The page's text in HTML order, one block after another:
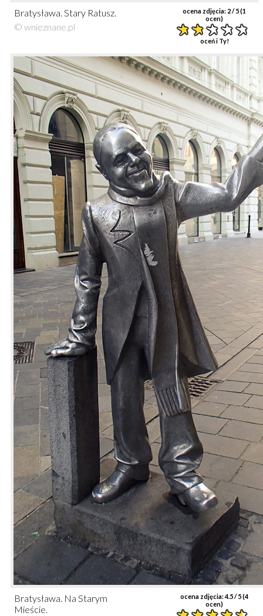
ocena zdjęcia: 2/ 5 (1
ocen)
oceń i Ty!
Bratysława. Stary Ratusz.
© wnieznane.pl
ocena zdjęcia:4.5/ 5 (4
ocen)
Bratysława. Na Starym
Mieście.